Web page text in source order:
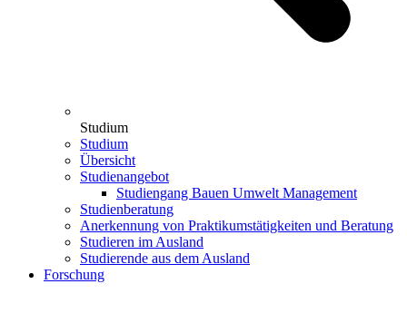
Studium
Studium
Übersicht
Studienangebot
Studiengang Bauen Umwelt Management
Studienberatung
Anerkennung von Praktikumstätigkeiten und Beratung
Studieren im Ausland
Studierende aus dem Ausland
Forschung